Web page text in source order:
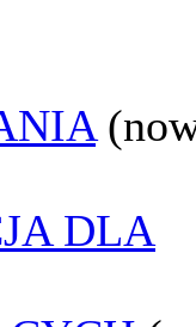
DLA